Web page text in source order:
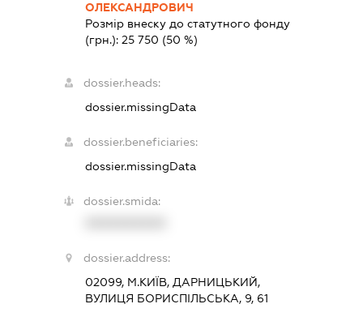
ОЛЕКСАНДРОВИЧ
Розмір внеску до статутного фонду
(грн.): 25 750 (50 %)
dossier.heads:
dossier.missingData
dossier.beneficiaries:
dossier.missingData
dossier.smida:
dossier.address:
02099, М.КИЇВ, ДАРНИЦЬКИЙ,
ВУЛИЦЯ БОРИСПІЛЬСЬКА, 9, 61